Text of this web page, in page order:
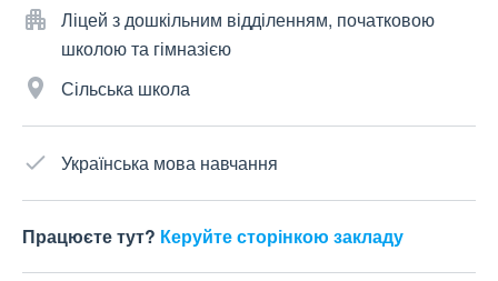
Ліцей з дошкільним відділенням, початковою
школою та гімназією
Сільська школа
Українська мова навчання
Працюєте тут? Керуйте сторінкою закладу